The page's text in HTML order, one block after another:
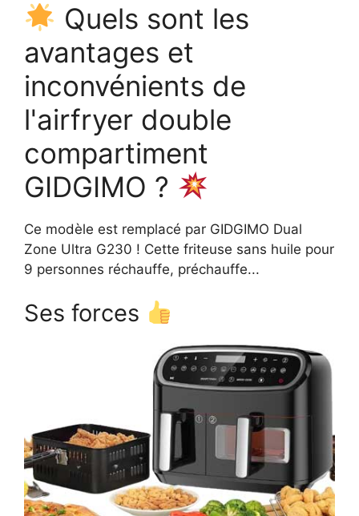
Quels sont les
avantages et
inconvénients de
l'airfryer double
compartiment
GIDGIMO ?
Ce modèle est remplacé par GIDGIMO Dual
Zone Ultra G230 ! Cette friteuse sans huile pour
9 personnes réchauffe, préchauffe...
Ses forces